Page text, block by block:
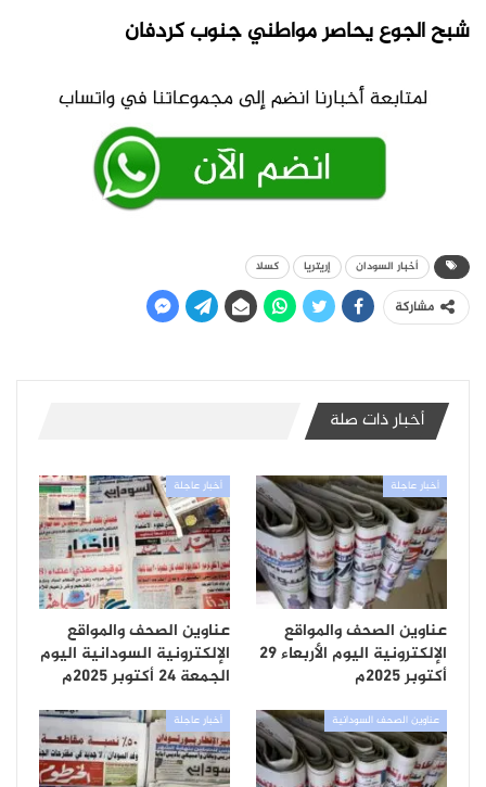
شبح الجوع يحاصر مواطني جنوب كردفان
أخبار السودان إريتريا كسلا
مشاركة
أخبار ذات صلة
أخبار عاجلة
عناوين الصحف والمواقع
الإلكترونية اليوم الأربعاء 29
أكتوبر 2025م
أخبار عاجلة
عناوين الصحف والمواقع
الإلكترونية السودانية اليوم
الجمعة 24 أكتوبر 2025م
عناوين الصحف السودانية أخبار عاجلة